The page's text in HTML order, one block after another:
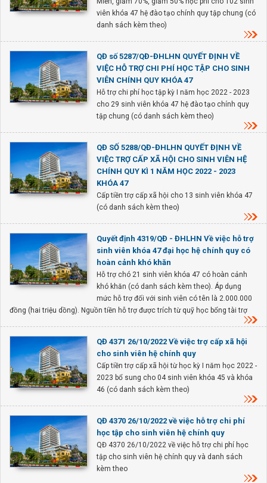
viên khóa 47 hệ đào tạo chính quy tập chung (có
danh sách kèm theo)
QĐ số 5287/QĐ-ĐHLHN QUYẾT ĐỊNH VỀ
VIỆC HỖ TRỢ CHI PHÍ HỌC TẬP CHO SINH
VIÊN CHÍNH QUY KHÓA 47
Hỗ trợ chi phí học tập kỳ I năm học 2022 - 2023
cho 29 sinh viên khóa 47 hệ đào tạo chính quy
tập chung (có danh sách kèm theo)
QĐ SỐ 5288/QĐ-ĐHLHN QUYẾT ĐỊNH VỀ
VIỆC TRỢ CẤP XÃ HỘI CHO SINH VIÊN HỆ
CHÍNH QUY KÌ 1 NĂM HỌC 2022 - 2023
KHÓA 47
Cấp tiền trợ cấp xã hội cho 13 sinh viên khóa 47
(có danh sách kèm theo)
Quyết định 4319/QĐ - ĐHLHN Về việc hỗ trợ
sinh viên khóa 47 đại học hệ chính quy có
hoàn cảnh khó khăn
Hỗ trợ chó 21 sinh viên khóa 47 có hoàn cảnh
khó khăn (có danh sách kèm theo). Áp dụng
mức hỗ trợ đối với sinh viên có tên là 2.000.000
đồng (hai triệu dồng). Nguồn tiền hỗ trợ được trích từ quỹ học bổng tài trợ
QĐ 4371 26/10/2022 Về việc trợ cấp xã hội
cho sinh viên hệ chính quy
Cấp tiền trợ cấp xã hội từ học kỳ I năm học 2022 -
2023 bổ sung cho 04 sinh viên khóa 45 và khóa
46 (có danh sách kèm theo)
QĐ 4370 26/10/2022 về việc hỗ trợ chi phí
học tập cho sinh viên hệ chính quy
QĐ 4370 26/10/2022 về việc hỗ trợ chi phí học
tập cho sinh viên hệ chính quy và danh sách
kèm theo